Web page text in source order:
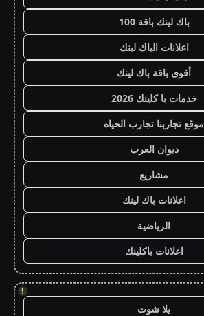
باك لينك باقة 100
اعلانات الباك لينك
أقوى باقة باك لينك
خدمات با كلينك 2026
موقع تجاربنا تجارب الحياه
ديوان العرب
مشاريع
اعلانات باك لينك
الرياضية
اعلانات باكلينك
!
يلا شوت